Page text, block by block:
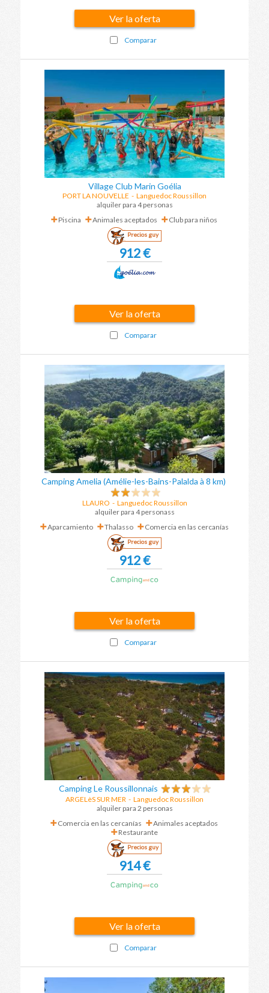
Ver la oferta
Comparar
Village Club Marin Goélia
PORT LA NOUVELLE - Languedoc Roussillon
alquiler para 4 personas
Piscina
Animales aceptados Club para niños
Precios guy
912 €
Ver la oferta
Comparar
Camping Amelia (Amélie-les-Bains-Palalda à 8 km)
LLAURO - Languedoc Roussillon
alquiler para 4 personass
Aparcamiento
Thalasso Comercia en las cercanías
Precios guy
912 €
Ver la oferta
Comparar
Camping Le Roussillonnais
ARGELèS SUR MER - Languedoc Roussillon
alquiler para 2 personas
Comercia en las cercanías
Animales aceptados
Restaurante
Precios guy
914 €
Ver la oferta
Comparar